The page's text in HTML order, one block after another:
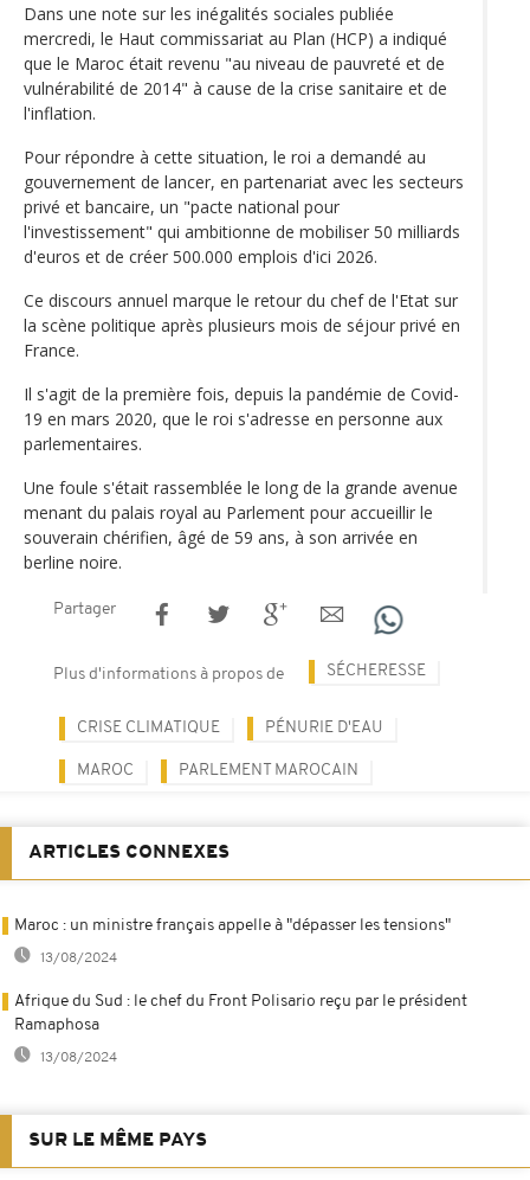
Dans une note sur les inégalités sociales publiée
mercredi, le Haut commissariat au Plan (HCP) a indiqué
que le Maroc était revenu "au niveau de pauvreté et de
vulnérabilité de 2014" à cause de la crise sanitaire et de
l'inflation.
Pour répondre à cette situation, le roi a demandé au
gouvernement de lancer, en partenariat avec les secteurs
privé et bancaire, un "pacte national pour
l'investissement" qui ambitionne de mobiliser 50 milliards
d'euros et de créer 500.000 emplois d'ici 2026.
Ce discours annuel marque le retour du chef de l'Etat sur
la scène politique après plusieurs mois de séjour privé en
France.
Il s'agit de la première fois, depuis la pandémie de Covid-
19 en mars 2020, que le roi s'adresse en personne aux
parlementaires.
Une foule s'était rassemblée le long de la grande avenue
menant du palais royal au Parlement pour accueillir le
souverain chérifien, âgé de 59 ans, à son arrivée en
berline noire.
Partager
Plus d'informations à propos de SÉCHERESSE
CRISE CLIMATIQUE PÉNURIE D'EAU
MAROC PARLEMENT MAROCAIN
ARTICLES CONNEXES
Maroc : un ministre français appelle à "dépasser les tensions"
13/08/2024
Afrique du Sud : le chef du Front Polisario reçu par le président
Ramaphosa
13/08/2024
SUR LE MÊME PAYS